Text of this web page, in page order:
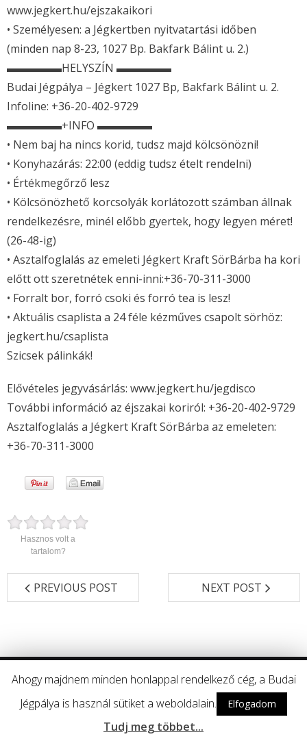
www.jegkert.hu/ejszakaikori
• Személyesen: a Jégkertben nyitvatartási időben
(minden nap 8-23, 1027 Bp. Bakfark Bálint u. 2.)
▬▬▬▬▬HELYSZÍN ▬▬▬▬▬
Budai Jégpálya – Jégkert 1027 Bp, Bakfark Bálint u. 2.
Infoline: +36-20-402-9729
▬▬▬▬▬+INFO ▬▬▬▬▬
• Nem baj ha nincs korid, tudsz majd kölcsönözni!
• Konyhazárás: 22:00 (eddig tudsz ételt rendelni)
• Értékmegőrző lesz
• Kölcsönözhető korcsolyák korlátozott számban állnak
rendelkezésre, minél előbb gyertek, hogy legyen méret!
(26-48-ig)
• Asztalfoglalás az emeleti Jégkert Kraft SörBárba ha kori
előtt ott szeretnétek enni-inni:+36-70-311-3000
• Forralt bor, forró csoki és forró tea is lesz!
• Aktuális csaplista a 24 féle kézműves csapolt sörhöz:
jegkert.hu/csaplista
Szicsek pálinkák!
Elővételes jegyvásárlás: www.jegkert.hu/jegdisco
További információ az éjszakai koriról: +36-20-402-9729
Asztalfoglalás a Jégkert Kraft SörBárba az emeleten:
+36-70-311-3000
Hasznos volt a
tartalom?
PREVIOUS POST NEXT POST
Developed byThink Up Themes Ltd. Powered byWordpress
Kövess minket itt is!
Ahogy majdnem minden honlappal rendelkező cég, a Budai
Jégpálya is használ sütiket a weboldalain.
Elfogadom
Tudj meg többet...